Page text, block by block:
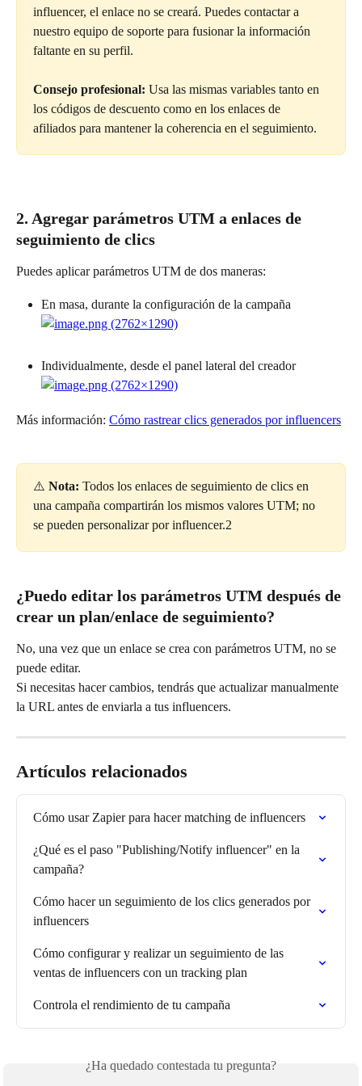
influencer, el enlace no se creará. Puedes contactar a
nuestro equipo de soporte para fusionar la información
faltante en su perfil.
Consejo profesional: Usa las mismas variables tanto en
los códigos de descuento como en los enlaces de
afiliados para mantener la coherencia en el seguimiento.
2. Agregar parámetros UTM a enlaces de
seguimiento de clics
Puedes aplicar parámetros UTM de dos maneras:
En masa, durante la configuración de la campaña
Individualmente, desde el panel lateral del creador
Más información: Cómo rastrear clics generados por influencers
⚠️ Nota: Todos los enlaces de seguimiento de clics en
una campaña compartirán los mismos valores UTM; no
se pueden personalizar por influencer.2
¿Puedo editar los parámetros UTM después de
crear un plan/enlace de seguimiento?
No, una vez que un enlace se crea con parámetros UTM, no se
puede editar.
Si necesitas hacer cambios, tendrás que actualizar manualmente
la URL antes de enviarla a tus influencers.
Artículos relacionados
Cómo usar Zapier para hacer matching de influencers
¿Qué es el paso "Publishing/Notify influencer" en la
campaña?
Cómo hacer un seguimiento de los clics generados por
influencers
Cómo configurar y realizar un seguimiento de las
ventas de influencers con un tracking plan
Controla el rendimiento de tu campaña
¿Ha quedado contestada tu pregunta?